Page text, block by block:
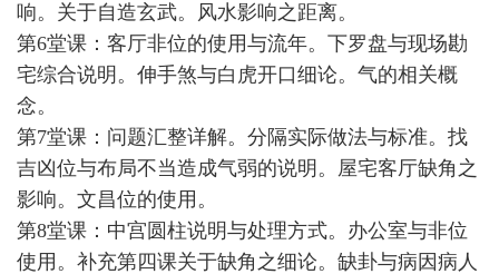
响。关于自造玄武。风水影响之距离。
第6堂课：客厅非位的使用与流年。下罗盘与现场勘
宅综合说明。伸手煞与白虎开口细论。气的相关概
念。
第7堂课：问题汇整详解。分隔实际做法与标准。找
吉凶位与布局不当造成气弱的说明。屋宅客厅缺角之
影响。文昌位的使用。
第8堂课：中宫圆柱说明与处理方式。办公室与非位
使用。补充第四课关于缺角之细论。缺卦与病因病人